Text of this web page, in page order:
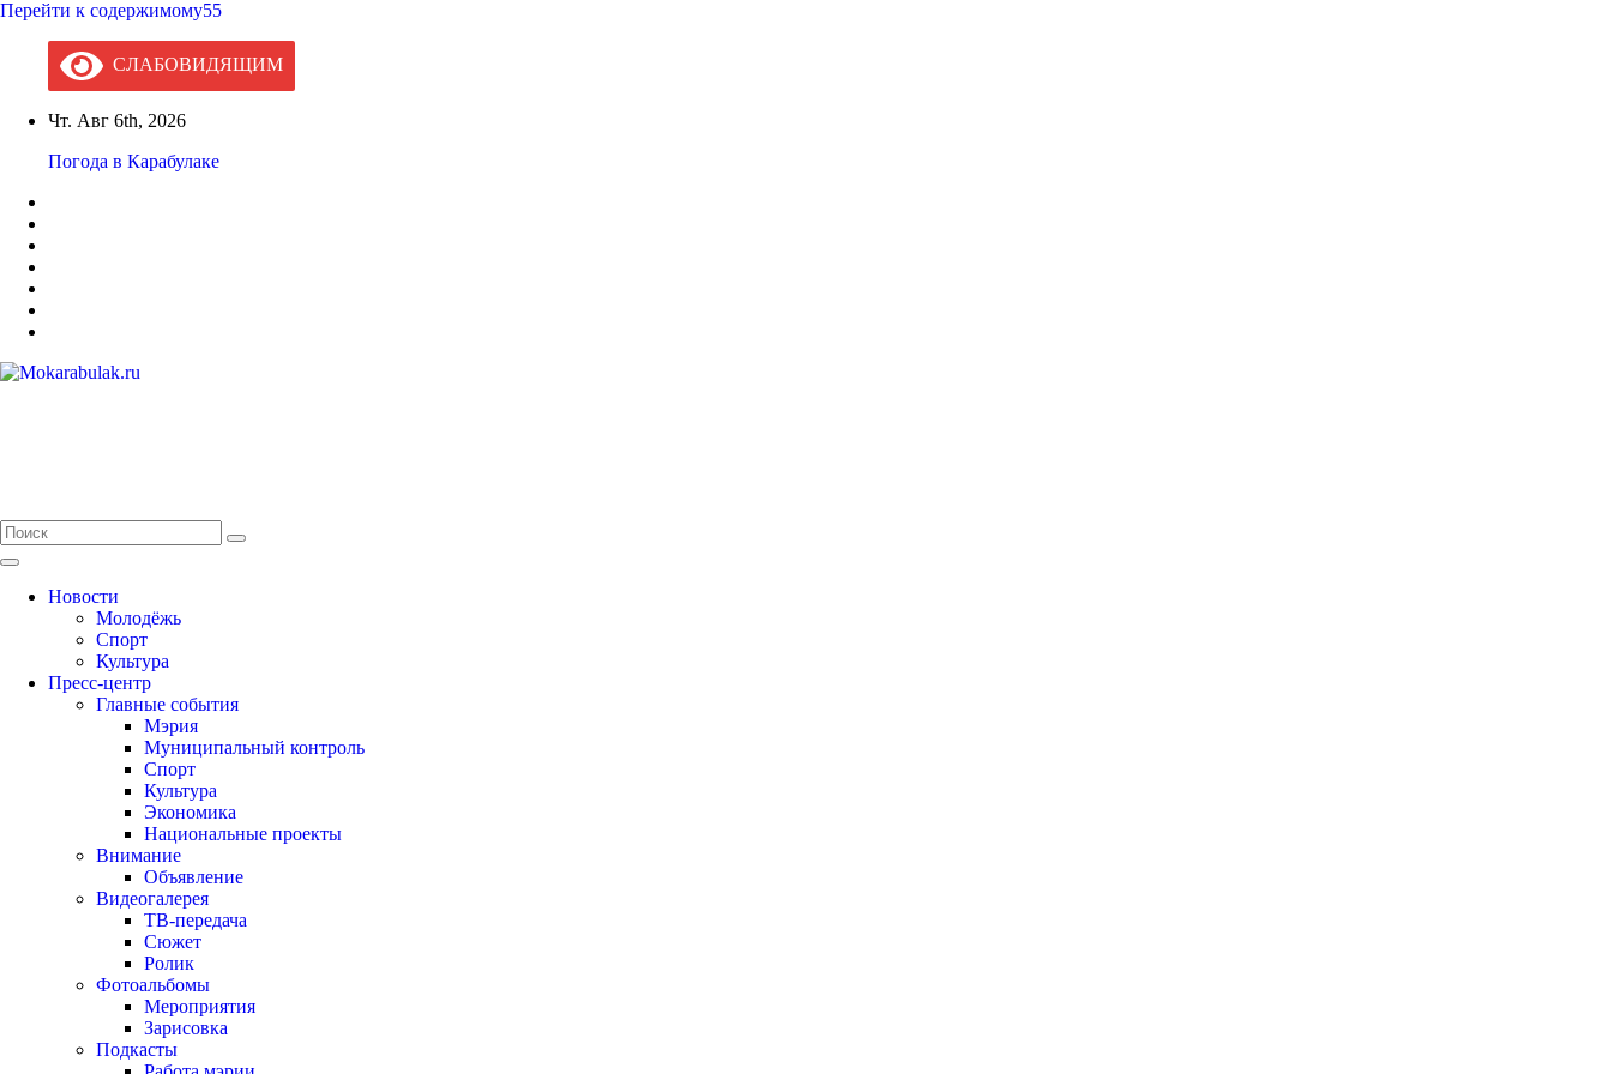
Перейти к содержимому55
СЛАБОВИДЯЩИМ
Чт. Авг 6th, 2026
Погода в Карабулаке
Новости
Молодёжь
Спорт
Культура
Пресс-центр
Главные события
Мэрия
Муниципальный контроль
Спорт
Культура
Экономика
Национальные проекты
Внимание
Объявление
Видеогалерея
ТВ-передача
Сюжет
Ролик
Фотоальбомы
Мероприятия
Зарисовка
Подкасты